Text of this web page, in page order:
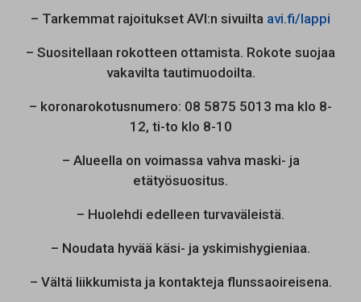
– Tarkemmat rajoitukset AVI:n sivuilta avi.fi/lappi
– Suositellaan rokotteen ottamista. Rokote suojaa
vakavilta tautimuodoilta.
– koronarokotusnumero: 08 5875 5013 ma klo 8-
12, ti-to klo 8-10
– Alueella on voimassa vahva maski- ja
etätyösuositus.
– Huolehdi edelleen turvaväleistä.
– Noudata hyvää käsi- ja yskimishygieniaa.
– Vältä liikkumista ja kontakteja flunssaoireisena.